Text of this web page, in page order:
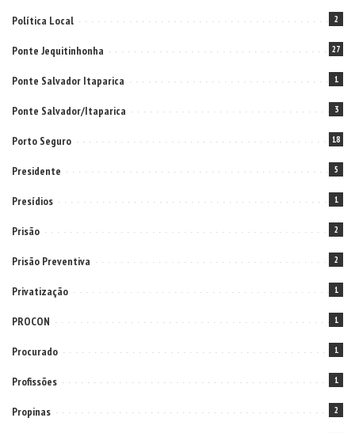
Política Local 2
Ponte Jequitinhonha 27
Ponte Salvador Itaparica 1
Ponte Salvador/Itaparica 3
Porto Seguro 18
Presidente 5
Presídios 1
Prisão 2
Prisão Preventiva 2
Privatização 1
PROCON 1
Procurado 1
Profissões 1
Propinas 2